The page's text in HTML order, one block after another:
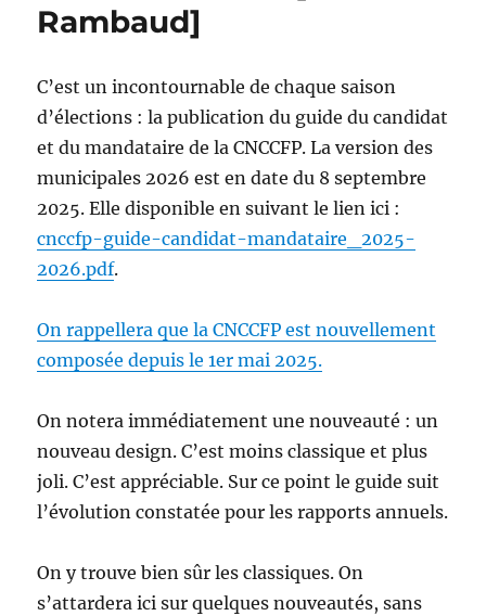
Rambaud]
C’est un incontournable de chaque saison
d’élections : la publication du guide du candidat
et du mandataire de la CNCCFP. La version des
municipales 2026 est en date du 8 septembre
2025. Elle disponible en suivant le lien ici :
cnccfp-guide-candidat-mandataire_2025-
2026.pdf.
On rappellera que la CNCCFP est nouvellement
composée depuis le 1er mai 2025.
On notera immédiatement une nouveauté : un
nouveau design. C’est moins classique et plus
joli. C’est appréciable. Sur ce point le guide suit
l’évolution constatée pour les rapports annuels.
On y trouve bien sûr les classiques. On
s’attardera ici sur quelques nouveautés, sans